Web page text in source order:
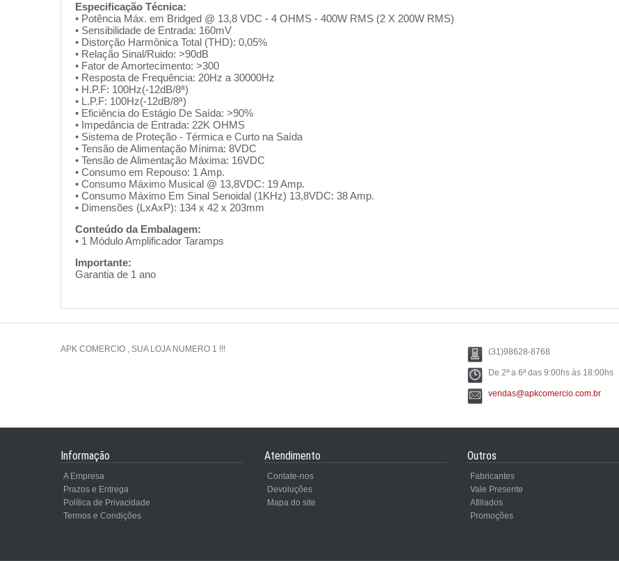
Especificação Técnica:
• Potência Máx. em Bridged @ 13,8 VDC - 4 OHMS - 400W RMS (2 X 200W RMS)
• Sensibilidade de Entrada: 160mV
• Distorção Harmônica Total (THD): 0,05%
• Relação Sinal/Ruido: >90dB
• Fator de Amortecimento: >300
• Resposta de Frequência: 20Hz a 30000Hz
• H.P.F: 100Hz(-12dB/8ª)
• L.P.F: 100Hz(-12dB/8ª)
• Eficiência do Estágio De Saída: >90%
• Impedância de Entrada: 22K OHMS
• Sistema de Proteção - Térmica e Curto na Saída
• Tensão de Alimentação Mínima: 8VDC
• Tensão de Alimentação Máxima: 16VDC
• Consumo em Repouso: 1 Amp.
• Consumo Máximo Musical @ 13,8VDC: 19 Amp.
• Consumo Máximo Em Sinal Senoidal (1KHz) 13,8VDC: 38 Amp.
• Dimensões (LxAxP): 134 x 42 x 203mm
Conteúdo da Embalagem:
• 1 Módulo Amplificador Taramps
Importante:
Garantia de 1 ano
APK COMERCIO , SUA LOJA NUMERO 1 !!! (31)98628-8768
De 2ª a 6ª das 9:00hs às 18:00hs
vendas@apkcomercio.com.br
Informação
A Empresa
Prazos e Entrega
Política de Privacidade
Termos e Condições
Atendimento
Contate-nos
Devoluções
Mapa do site
Outros
Fabricantes
Vale Presente
Afiliados
Promoções